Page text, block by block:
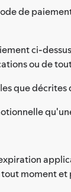
de
ci-
ou de
que
moment